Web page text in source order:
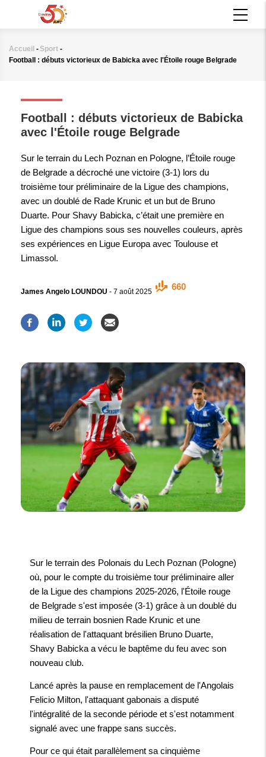
principal
Fil
Accueil - Sport -
Football : débuts victorieux de Babicka avec l'Étoile rouge Belgrade
Football : débuts victorieux de Babicka
avec l'Étoile rouge Belgrade
Sur le terrain du Lech Poznan en Pologne, l’Étoile rouge
de Belgrade a décroché une victoire (3-1) lors du
troisième tour préliminaire de la Ligue des champions,
avec un doublé de Rade Krunic et un but de Bruno
Duarte. Pour Shavy Babicka, c’était une première en
Ligue des champions sous ses nouvelles couleurs, après
ses expériences en Ligue Europa avec Toulouse et
Limassol.
James Angelo LOUNDOU - 7 août 2025
660
Sur le terrain des Polonais du Lech Poznan (Pologne)
où, pour le compte du troisième tour préliminaire aller
de la Ligue des champions 2025-2026, l'Étoile rouge
de Belgrade s'est imposée (3-1) grâce à un doublé du
milieu de terrain bosnien Rade Krunic et une
réalisation de l'attaquant brésilien Bruno Duarte,
Shavy Babicka a vécu le baptême du feu avec son
nouveau club.
Lancé après la pause en remplacement de l'Angolais
Felicio Milton, l'attaquant gabonais a disputé
l'intégralité de la seconde période et s'est notamment
signalé avec une frappe sans succès.
Pour ce qui était parallèlement sa cinquième